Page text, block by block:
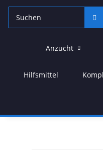
Anzucht
Hilfsmittel